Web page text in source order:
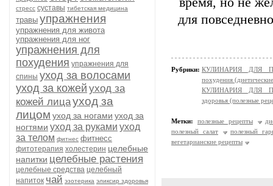
стресс суставы тибетская медицина
травы упражнения
упражнения для живота
упражнения для ног
упражнения для
похудения упражнения для
спины уход за волосами
уход за кожей уход за
кожей лицауход за
лицом уход за ногами уход за
ногтями уход за руками уход
за телом фитнес фитнесс
фитотерапия холестерин целебные
напитки целебные растения
целебные средства целебный
напиток чай эзотерика эликсир здоровья
для
Рубрики: КУЛИНАРИЯ ДЛЯ
похудения
КУЛИНАРИЯ ДЛЯ
здоровья (полезные
Метки: полезные рецепты
полезный салат
полезный
вегетарианские рецепты